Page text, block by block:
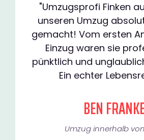
"Umzugsprofi Finken
unseren Umzug
gemacht! Vom ersten
Einzug waren sie
pünktlich und
Ein echter
BEN
Umzug innerhalb